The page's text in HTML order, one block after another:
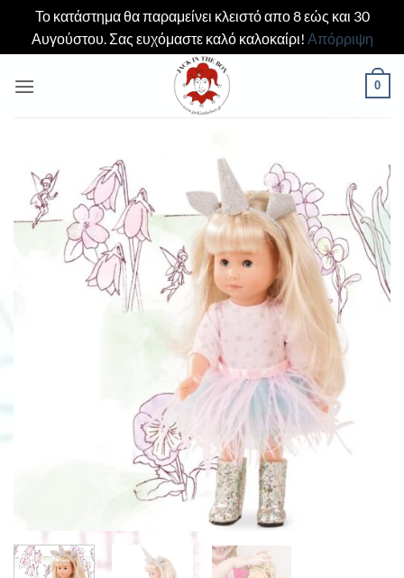
Το κατάστημα θα παραμείνει κλειστό απο 8 εώς και 30
Αυγούστου. Σας ευχόμαστε καλό καλοκαίρι! Απόρριψη
στο
0